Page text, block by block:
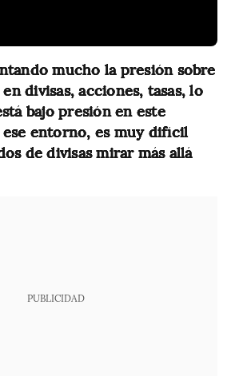
mucho la presión sobre
divisas, acciones, tasas, lo
bajo presión en este
entorno, es muy difícil
de divisas mirar más allá
PUBLICIDAD